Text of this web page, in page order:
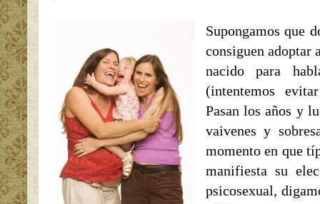
Supongamos que
consiguen adoptar
nacido para
(intentemos
Pasan los años y
vaivenes y
momento en que
manifiesta su
psicosexual,